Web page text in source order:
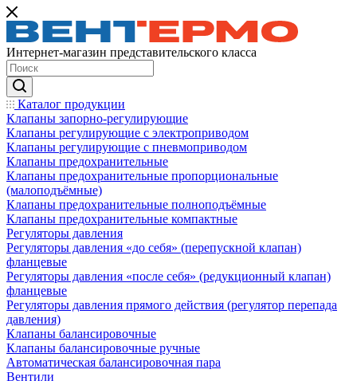
Интернет-магазин представительского класса
Каталог продукции
Клапаны запорно-регулирующие
Клапаны регулирующие с электроприводом
Клапаны регулирующие с пневмоприводом
Клапаны предохранительные
Клапаны предохранительные пропорциональные
(малоподъёмные)
Клапаны предохранительные полноподъёмные
Клапаны предохранительные компактные
Регуляторы давления
Регуляторы давления «до себя» (перепускной клапан)
фланцевые
Регуляторы давления «после себя» (редукционный клапан)
фланцевые
Регуляторы давления прямого действия (регулятор перепада
давления)
Клапаны балансировочные
Клапаны балансировочные ручные
Автоматическая балансировочная пара
Вентили